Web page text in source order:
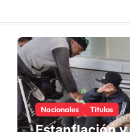
Nacionales Titulos